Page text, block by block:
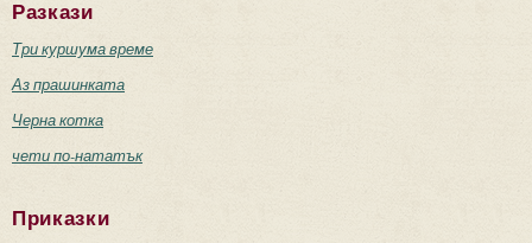
Разкази
Три куршума време
Аз прашинката
Черна котка
чети по-нататък
Приказки